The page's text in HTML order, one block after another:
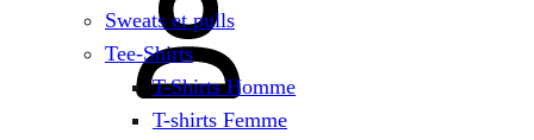
Sweats et pulls
Tee-Shirts
T-Shirts Homme
T-shirts Femme